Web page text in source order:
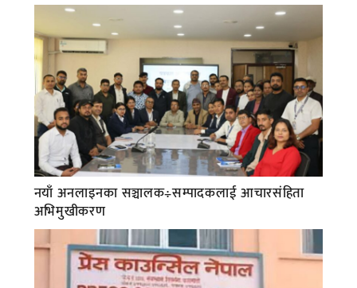
नयाँ अनलाइनका सञ्चालक÷सम्पादकलाई आचारसंहिता
अभिमुखीकरण